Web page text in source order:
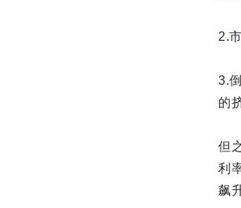
2.
3.
的
但
利
飙